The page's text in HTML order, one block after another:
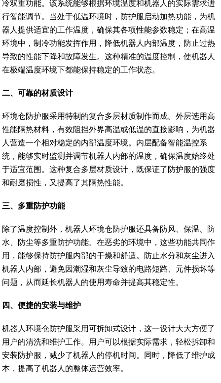
冷双重功能。该系统能够根据环境温度和机器人的实际需求进
行智能调节。当处于低温环境时，防护服启动加热功能，为机
器人提供适宜的工作温度，确保其各项性能参数稳定；在高温
环境中，制冷功能发挥作用，降低机器人内部温度，防止过热
导致的性能下降和故障发生。这种精准的温度控制，使机器人
在极端温度环境下都能保持稳定的工作状态。
二、可靠的材质设计
环境仓防护服采用特制的复合多层材质制作而成。外层选用高
性能隔热材料，有效阻挡外界高温或低温的直接影响，为机器
人营造一个相对稳定的内部温度环境。内层配备智能温控系
统，能够实时监测并调节机器人内部的温度，确保温度始终处
于适宜范围。这种复合多层材质设计，既保证了防护服的强度
和耐磨损性，又提高了其隔热性能。
三、多重防护功能
除了温度控制外，机器人环境仓防护服还具备防风、保温、防
水、防尘等多重防护功能。在恶劣的环境中，这些功能共同作
用，能够保持防护服内部的干燥和舒适。防止水分和灰尘进入
机器人内部，避免因潮湿和灰尘导致的电路短路、元件损坏等
问题，从而延长机器人的使用寿命并提高其稳定性。
四、便捷的安装与维护
机器人环境仓防护服采用可拆卸式设计，这一设计大大方便了
用户的清洗和维护工作。用户可以根据实际需求，轻松拆卸和
安装防护服，减少了机器人的停机时间。同时，降低了维护成
本，提高了机器人的整体运营效率。